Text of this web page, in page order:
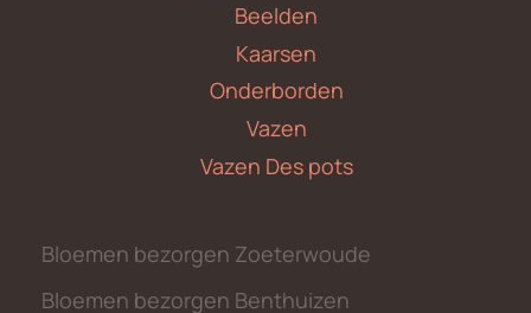
Beelden
Kaarsen
Onderborden
Vazen
Vazen Des pots
Bloemen bezorgen Zoeterwoude
Bloemen bezorgen Benthuizen